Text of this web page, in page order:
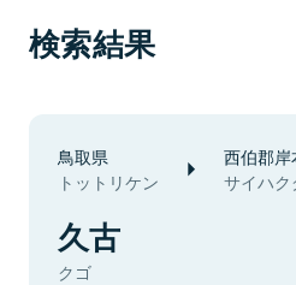
検索結果
鳥取県
トットリケン
西伯郡岸
サイハク
久古
クゴ